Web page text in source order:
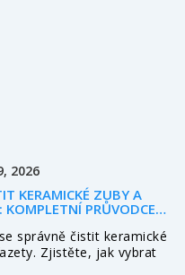
2026
KERAMICKÉ ZUBY A
KOMPLETNÍ PRŮVODCE
správně čistit keramické
Zjistěte, jak vybrat